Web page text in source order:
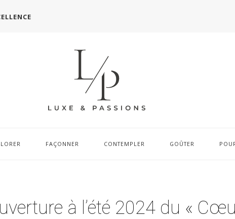
FAÇONNER CONTEMPLER GOÛTER
à l’été 2024 du «